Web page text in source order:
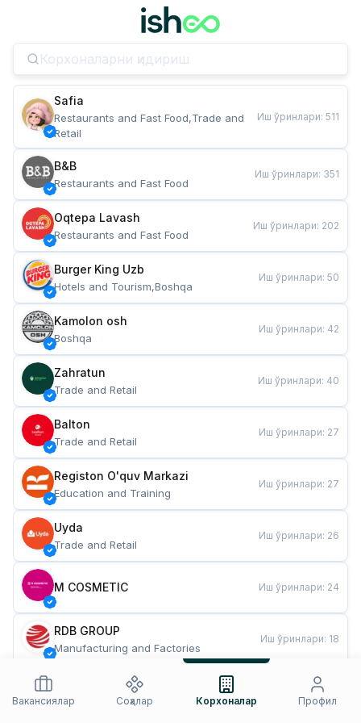
Safia
Restaurants and Fast Food,Trade and
Retail
Иш ўринлари: 511
B&B
Restaurants and Fast Food
Иш ўринлари: 351
Oqtepa Lavash
Restaurants and Fast Food
Иш ўринлари: 202
Burger King Uzb
Hotels and Tourism,Boshqa
Иш ўринлари: 50
Kamolon osh
Boshqa
Иш ўринлари: 42
Zahratun
Trade and Retail
Иш ўринлари: 40
Balton
Trade and Retail
Иш ўринлари: 27
Registon O'quv Markazi
Education and Training
Иш ўринлари: 27
Uyda
Trade and Retail
Иш ўринлари: 26
M COSMETIC Иш ўринлари: 24
RDB GROUP
Manufacturing and Factories
Иш ўринлари: 18
Restaurants and Fast Food
Иш ўринлари
Вакансиялар
Соҳалар Корхоналар Профил